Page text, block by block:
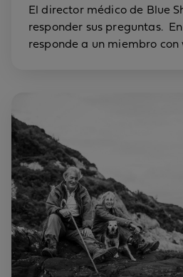
El director médico de Blue
responder sus preguntas.
responde a un miembro